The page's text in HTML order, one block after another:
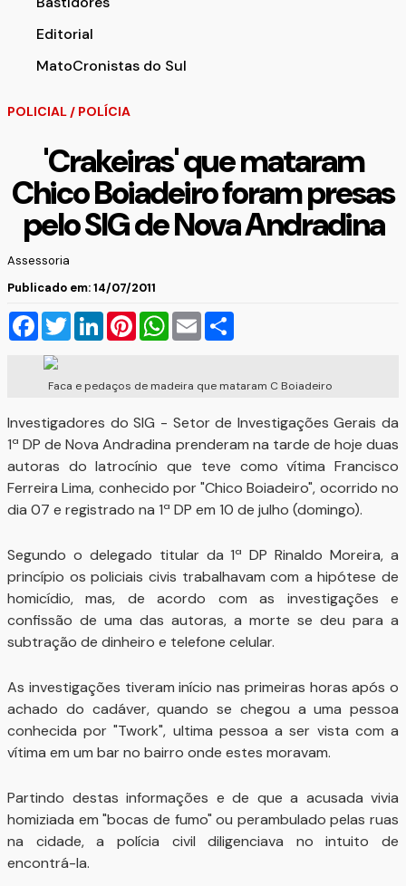
Editorial
MatoCronistas do Sul
POLICIAL / POLÍCIA
'Crakeiras' que mataram
Chico Boiadeiro foram presas
pelo SIG de Nova Andradina
Assessoria
Publicado em: 14/07/2011
Facebook
TwitterLinkedInPinterestWhatsApp
Email
Faca e pedaços de madeira que mataram C Boiadeiro
Investigadores do SIG - Setor de Investigações Gerais da
1ª DP de Nova Andradina prenderam na tarde de hoje duas
autoras do latrocínio que teve como vítima Francisco
Ferreira Lima, conhecido por "Chico Boiadeiro", ocorrido no
dia 07 e registrado na 1ª DP em 10 de julho (domingo).
Segundo o delegado titular da 1ª DP Rinaldo Moreira, a
princípio os policiais civis trabalhavam com a hipótese de
homicídio, mas, de acordo com as investigações e
confissão de uma das autoras, a morte se deu para a
subtração de dinheiro e telefone celular.
As investigações tiveram início nas primeiras horas após o
achado do cadáver, quando se chegou a uma pessoa
conhecida por "Twork", ultima pessoa a ser vista com a
vítima em um bar no bairro onde estes moravam.
Partindo destas informações e de que a acusada vivia
homiziada em "bocas de fumo" ou perambulado pelas ruas
na cidade, a polícia civil diligenciava no intuito de
encontrá-la.